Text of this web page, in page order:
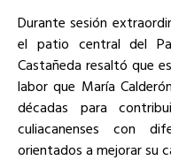
Durante sesión
el patio central del
Castañeda resaltó que
labor que María
décadas para
culiacanenses con
orientados a mejorar su